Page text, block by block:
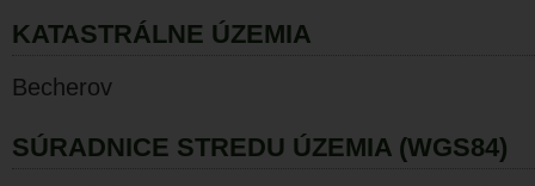
KATASTRÁLNE ÚZEMIA
Becherov
SÚRADNICE STREDU ÚZEMIA (WGS84)